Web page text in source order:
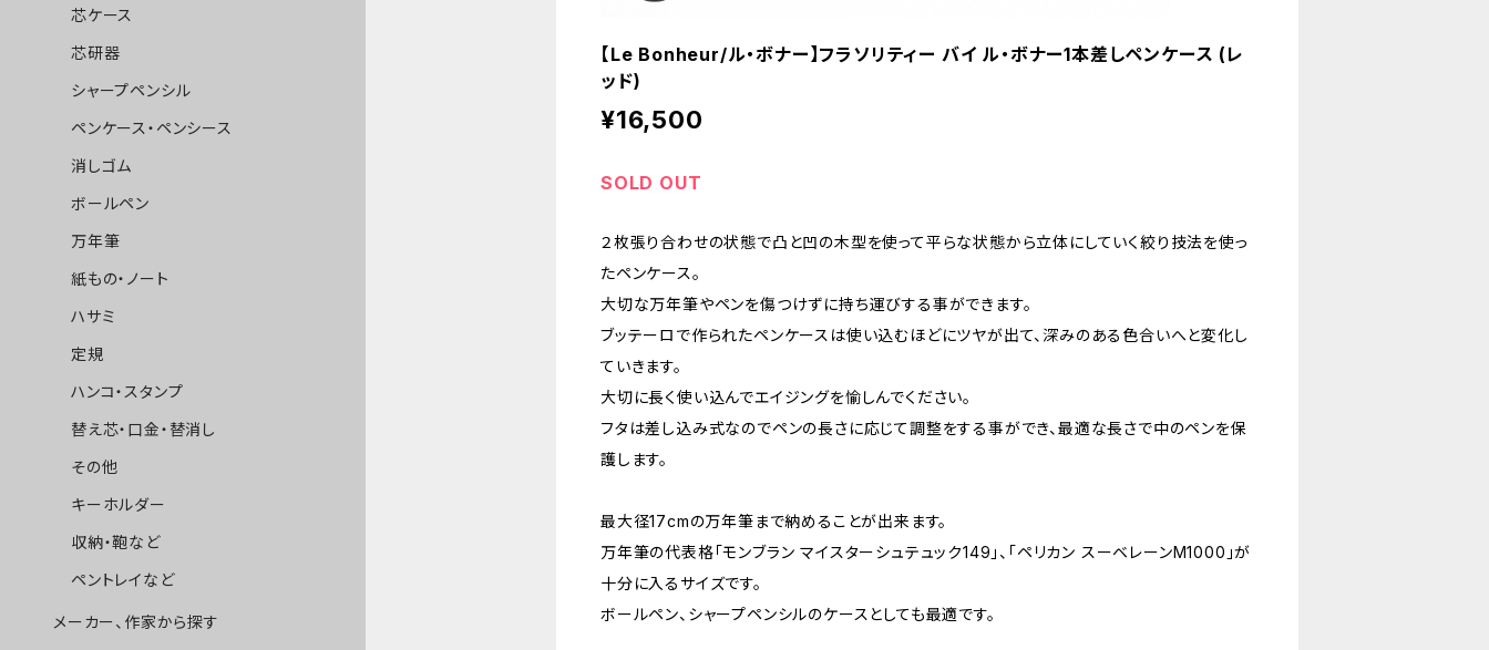
【Le Bonheur/ル・ボナー】フラソリティー バイ ル・ボナー1本差しペンケース (レ
ッド)
¥16,500
SOLD OUT
２枚張り合わせの状態で凸と凹の木型を使って平らな状態から立体にしていく絞り技法を使っ
たペンケース。
大切な万年筆やペンを傷つけずに持ち運びする事ができます。
ブッテーロで作られたペンケースは使い込むほどにツヤが出て、深みのある色合いへと変化し
ていきます。
大切に長く使い込んでエイジングを愉しんでください。
フタは差し込み式なのでペンの長さに応じて調整をする事ができ、最適な長さで中のペンを保
護します。
最大径17cmの万年筆まで納めることが出来ます。
万年筆の代表格「モンブラン マイスターシュテュック149」、「ペリカン スーベレーンM1000」が
十分に入るサイズです。
ボールペン、シャープペンシルのケースとしても最適です。
芯ケース
芯研器
シャープペンシル
ペンケース・ペンシース
消しゴム
ボールペン
万年筆
紙もの・ノート
ハサミ
定規
ハンコ・スタンプ
替え芯・口金・替消し
その他
キーホルダー
収納・鞄など
ペントレイなど
メーカー、作家から探す